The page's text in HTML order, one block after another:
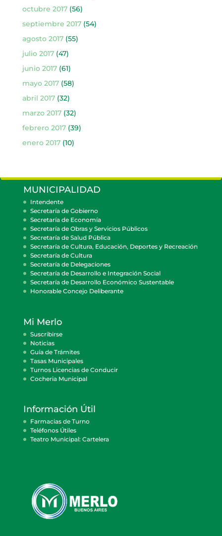
octubre 2017(56)
septiembre 2017(54)
agosto 2017(55)
julio 2017(47)
junio 2017(61)
mayo 2017(58)
abril 2017(32)
marzo 2017(32)
febrero 2017(39)
enero 2017(10)
MUNICIPALIDAD
Intendente
Secretaría de Gobierno
Secretaría de Economía
Secretaría de Obras y Servicios Públicos
Secretaría de Salud Pública
Secretaría de Cultura, Educación, Deportes y Recreación
Secretaría de Cultura
Secretaría de Delegaciones
Secretaría de Desarrollo e Integración Social
Secretaría de Desarrollo Económico Sustentable
Honorable Concejo Deliberante
Mi Merlo
Suscribirse
Noticias
Guía de Trámites
Tasas Municipales
Turnos Licencias de Conducir
Cocheria Municipal
Información Útil
Farmacias de Turno
Teléfonos Útiles
Teatro Municipal: Cartelera